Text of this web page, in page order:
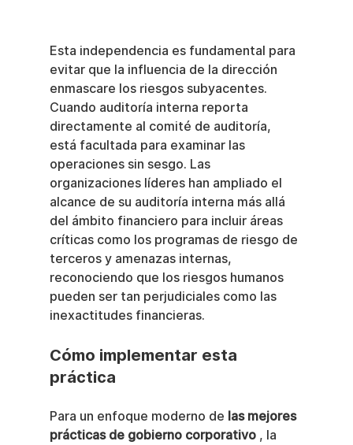
Esta independencia es fundamental para
evitar que la influencia de la dirección
enmascare los riesgos subyacentes.
Cuando auditoría interna reporta
directamente al comité de auditoría,
está facultada para examinar las
operaciones sin sesgo. Las
organizaciones líderes han ampliado el
alcance de su auditoría interna más allá
del ámbito financiero para incluir áreas
críticas como los programas de riesgo de
terceros y amenazas internas,
reconociendo que los riesgos humanos
pueden ser tan perjudiciales como las
inexactitudes financieras.
Cómo implementar esta
práctica
Para un enfoque moderno de las mejores
prácticas de gobierno corporativo , la